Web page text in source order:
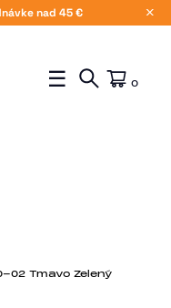
nad 45 € X
☰ 0
02 Tmavo Zelený